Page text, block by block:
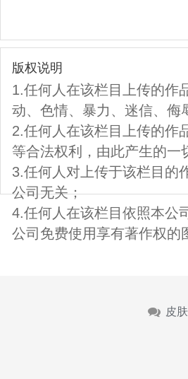
版权说明
1.任何人在该栏目上传的作
动、色情、暴力、迷信、侮
2.任何人在该栏目上传的作
等合法权利，由此产生的一
3.任何人对上传于该栏目的
公司无关；
4.任何人在该栏目依照本公
公司免费使用享有著作权的
皮